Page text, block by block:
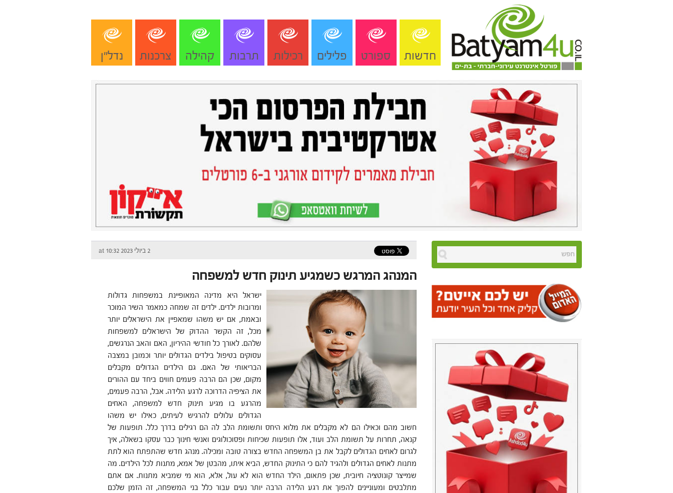
חדשות ספורט פלילים רכילות תרבות קהילה צרכנות נדל"ן
2 ביולי 2023 at 10:32
המנהג המרגש כשמגיע תינוק חדש למשפחה
ישראל היא מדינה המאופיינת במשפחות גדולות
ומרובות ילדים. ילדים זה שמחה כמאמר השיר המוכר
ובאמת, אם יש משהו שמאפיין את הישראלים יותר
מכל, זה הקשר ההדוק של הישראלים למשפחות
שלהם. לאורך כל חודשי ההיריון, האם והאב הנרגשים,
עסוקים בטיפול בילדים הגדולים יותר וכמובן במצבה
הבריאותי של האם. גם הילדים הגדולים מקבלים
מקום, שכן הם הרבה פעמים חווים ביחד עם ההורים
את הציפיה הדרוכה לרגע הלידה. אבל, הרבה פעמים,
מהרגע בו מגיע תינוק חדש למשפחה, האחים
הגדולים עלולים להרגיש לעיתים, כאילו יש משהו
חשוב מהם וכאילו הם לא מקבלים את מלוא היחס ותשומת הלב לה הם רגילים בדרך כלל. תופעות של
קנאה, תחרות על תשומת הלב ועוד, אלו תופעות שכיחות ופסוכולוגים ואנשי חינוך כבר עסקו בשאלה, איך
לגרום לאחים הגדולים לקבל את בן המשפחה החדש בצורה טובה ומכילה. מנהג חדש שהתפתח הוא לתת
מתנות לאחים הגדולים ולהגיד להם כי התינוק החדש, הביא איתו, מהבטן של אמא, מתנות לכל הילדים. מה
שמייצר קונוטציה חיובית, שכן פתאום, הילד החדש הוא לא עול, אלא, הוא מי שמביא מתנות. אם אתם
מתלבטים ומעוניינים להפוך את רגע הלידה הרבה יותר נעים עבור כלל בני המשפחה, זה הזמן שלכם